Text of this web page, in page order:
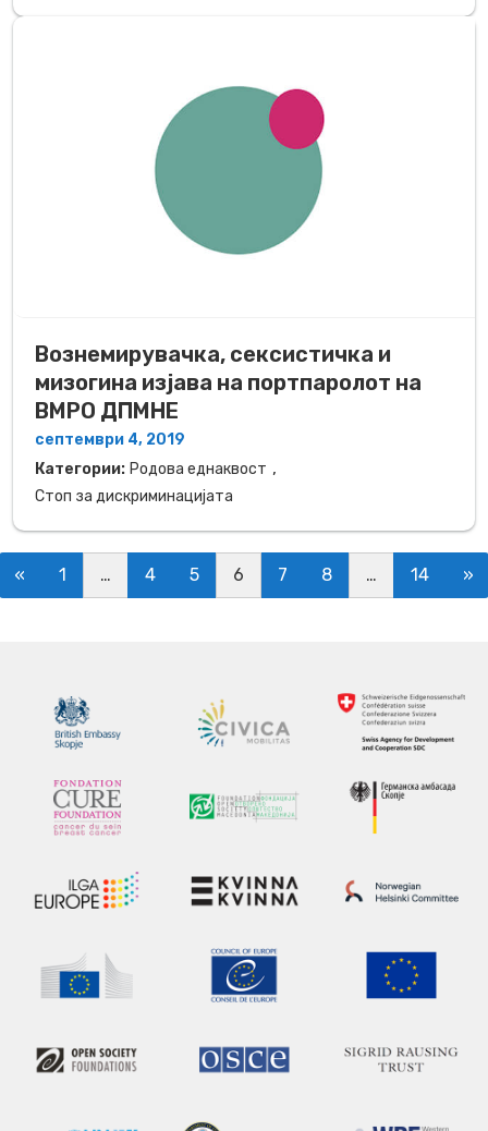
Вознемирувачка, сексистичка и
мизогина изјава на портпаролот на
ВМРО ДПМНЕ
септември 4, 2019
Категории: Родова еднаквост ,
Стоп за дискриминацијата
navigation
« 1 … 4 5 6 7 8 … 14 »